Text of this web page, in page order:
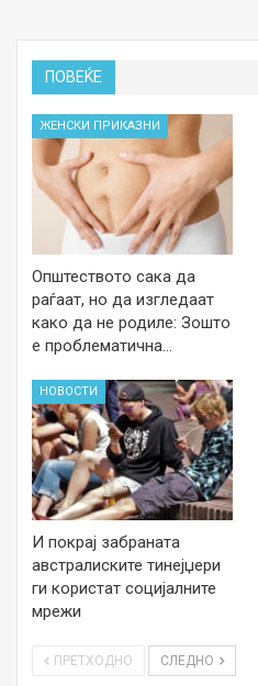
ПОВЕЌЕ
ЖЕНСКИ ПРИКАЗНИ
Општеството сака да
раѓаат, но да изгледаат
како да не родиле: Зошто
е проблематична…
НОВОСТИ
И покрај забраната
австралиските тинејџери
ги користат социјалните
мрежи
ПРЕТХОДНО СЛЕДНО